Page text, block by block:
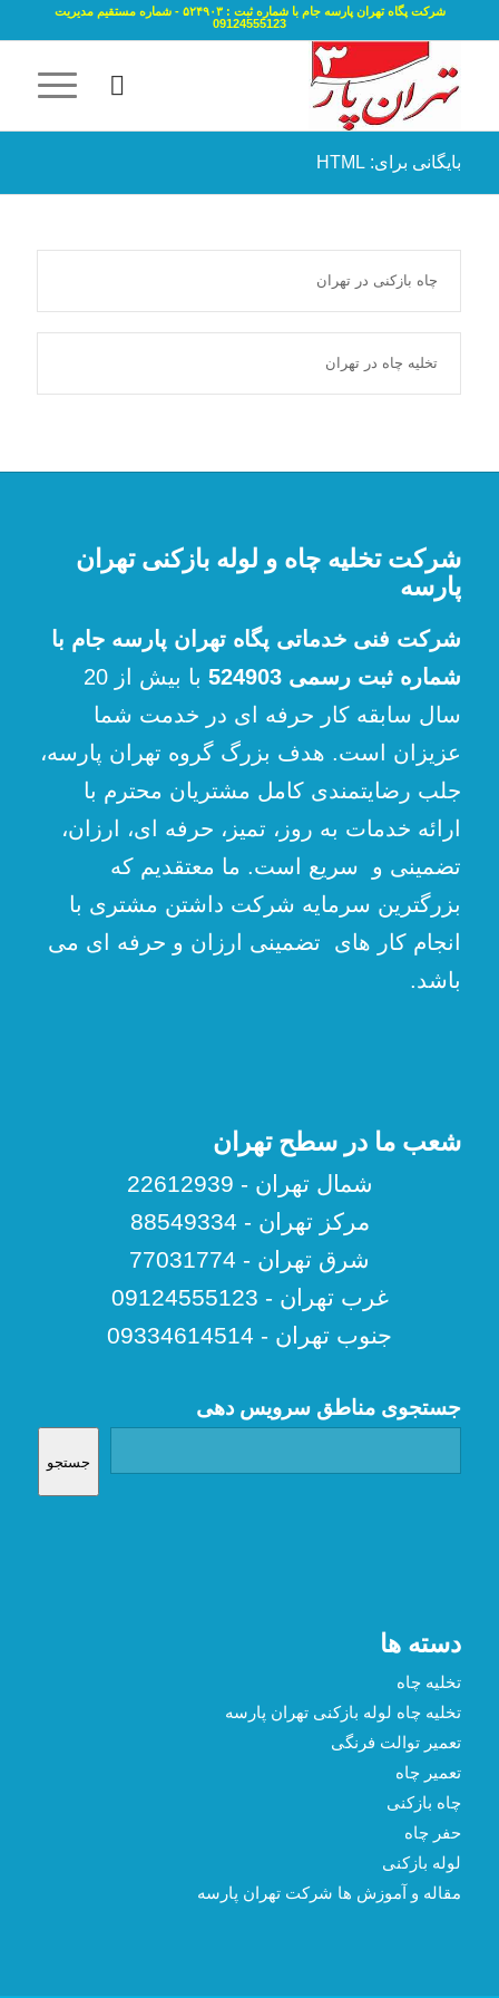
شرکت پگاه تهران پارسه جام با شماره ثبت : ۵۲۴۹۰۳ - شماره مستقیم مدیریت
09124555123
بایگانی برای: HTML
چاه بازکنی در تهران
تخلیه چاه در تهران
شرکت تخلیه چاه و لوله بازکنی تهران
پارسه
شرکت فنی خدماتی پگاه تهران پارسه جام با
شماره ثبت رسمی 524903
با بیش از 20
سال سابقه کار حرفه ای در خدمت شما
عزیزان است. هدف بزرگ گروه تهران پارسه،
جلب رضایتمندی کامل مشتریان محترم با
ارائه خدمات به روز، تمیز، حرفه ای، ارزان،
تضمینی و سریع است. ما معتقدیم که
بزرگترین سرمایه شرکت داشتن مشتری با
انجام کار های تضمینی ارزان و حرفه ای می
باشد.
شعب ما در سطح تهران
شمال تهران - 22612939
مرکز تهران - 88549334
شرق تهران - 77031774
غرب تهران - 09124555123
جنوب تهران - 09334614514
جستجوی مناطق سرویس دهی
جستجو
دسته ها
تخلیه چاه
تخلیه چاه لوله بازکنی تهران پارسه
تعمیر توالت فرنگی
تعمیر چاه
چاه بازکنی
حفر چاه
لوله بازکنی
مقاله و آموزش ها شرکت تهران پارسه